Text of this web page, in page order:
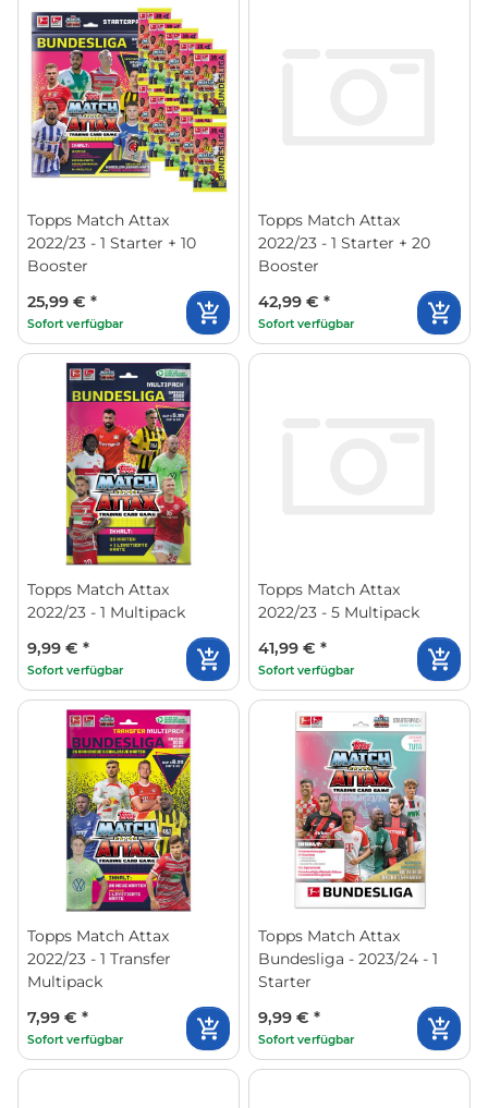
Topps Match Attax
2022/23 - 1 Starter + 10
Booster
25,99 € *
Sofort verfügbar
Topps Match Attax
2022/23 - 1 Starter + 20
Booster
42,99 € *
Sofort verfügbar
Topps Match Attax
2022/23 - 1 Multipack
9,99 € *
Sofort verfügbar
Topps Match Attax
2022/23 - 5 Multipack
41,99 € *
Sofort verfügbar
Topps Match Attax
2022/23 - 1 Transfer
Multipack
7,99 € *
Sofort verfügbar
Topps Match Attax
Bundesliga - 2023/24 - 1
Starter
9,99 € *
Sofort verfügbar